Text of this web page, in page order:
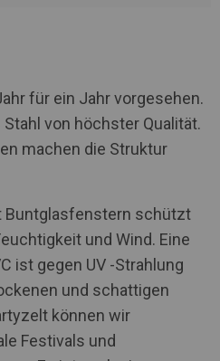
für ein Jahr vorgesehen.
von höchster Qualität.
machen die Struktur
Buntglasfenstern schützt
und Wind. Eine
ist gegen UV -Strahlung
und schattigen
können wir
Festivals und